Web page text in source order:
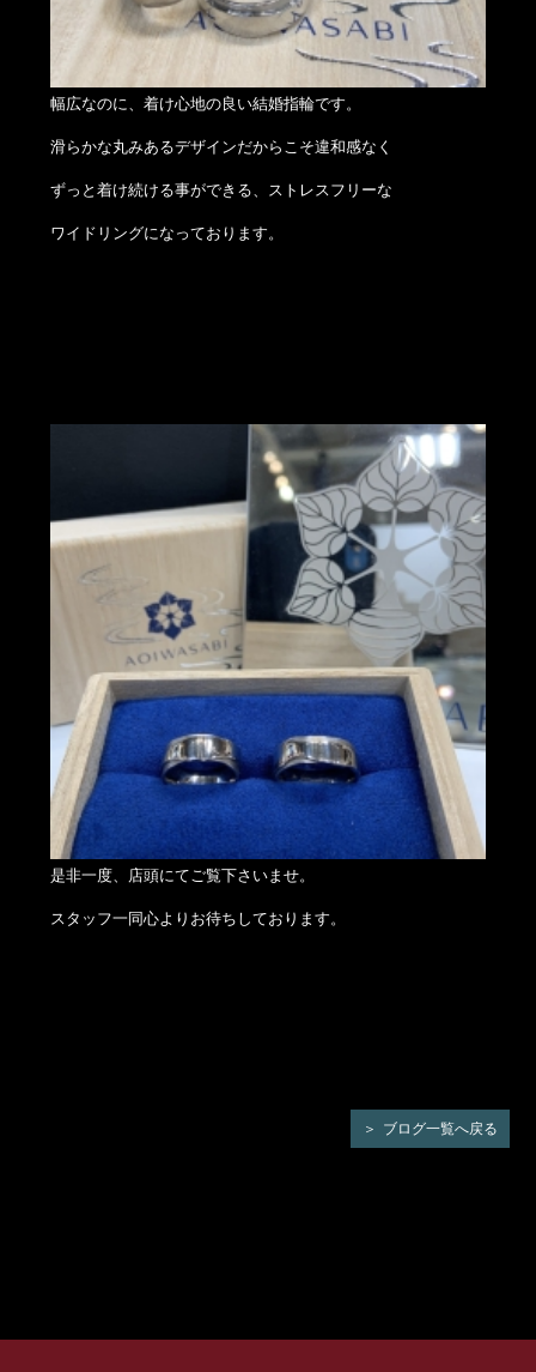
幅広なのに、着け心地の良い結婚指輪です。
滑らかな丸みあるデザインだからこそ違和感なく
ずっと着け続ける事ができる、ストレスフリーな
ワイドリングになっております。
是非一度、店頭にてご覧下さいませ。
スタッフ一同心よりお待ちしております。
ブログ一覧へ戻る